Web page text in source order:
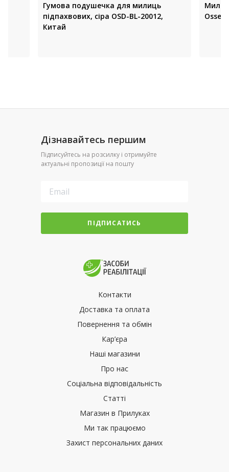
Гумова подушечка для милиць
підпахвових, сіра OSD-BL-20012,
Китай
Дізнавайтесь першим
Підписуйтесь на розсилку і отримуйте
актуальні пропозиції на пошту
ПІДПИСАТИСЬ
Контакти
Доставка та оплата
Повернення та обмін
Кар’єра
Наші магазини
Про нас
Соціальна відповідальність
Статті
Магазин в Прилуках
Ми так працюємо
Захист персональних даних